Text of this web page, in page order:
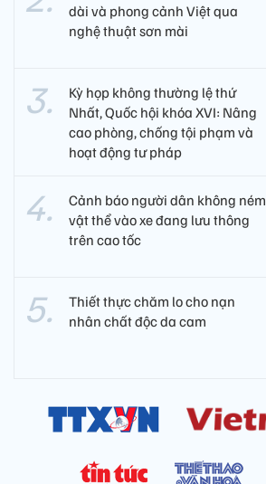
dài và phong cảnh Việt qua
nghệ thuật sơn mài
Kỳ họp không thường lệ thứ
Nhất, Quốc hội khóa XVI: Nâng
cao phòng, chống tội phạm và
hoạt động tư pháp
Cảnh báo người dân không ném
vật thể vào xe đang lưu thông
trên cao tốc
Thiết thực chăm lo cho nạn
nhân chất độc da cam